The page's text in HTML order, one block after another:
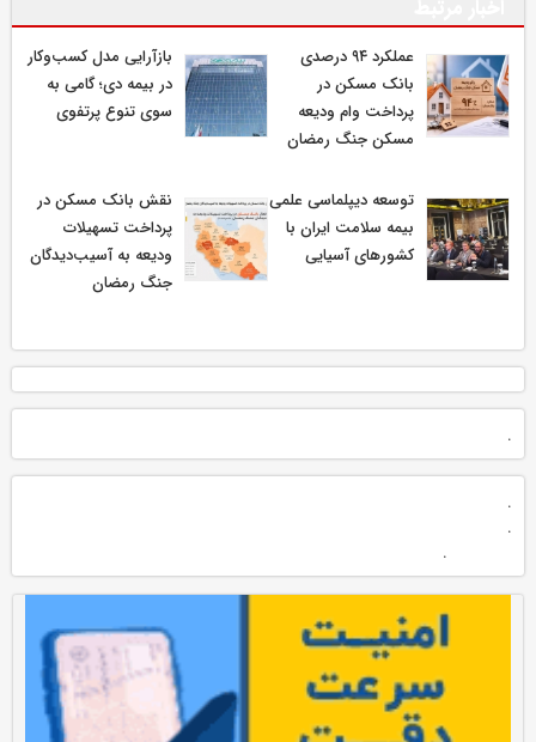
عملکرد ۹۴ درصدی
بانک مسکن در
پرداخت وام ودیعه
مسکن جنگ رمضان
بازآرایی مدل کسب‌وکار
در بیمه دی؛ گامی به
سوی تنوع پرتفوی
توسعه دیپلماسی علمی
بیمه سلامت ایران با
کشورهای آسیایی
نقش بانک مسکن در
پرداخت تسهیلات
ودیعه به آسیب‌دیدگان
جنگ رمضان
.
.
.
.